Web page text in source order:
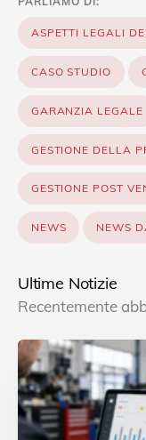
ASPETTI LEGALI
CASO STUDIO
GARANZIA LEGALE
GESTIONE DELLA
GESTIONE POST
NEWS NEWS
Ultime Notizie
Recentemente